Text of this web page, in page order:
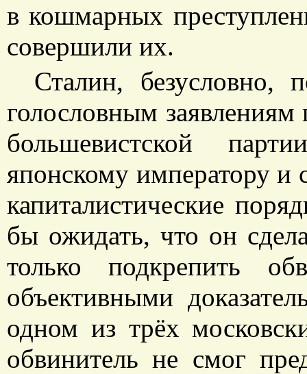
в кошмарных
совершили их.
Сталин, безусловно,
голословным заявлениям
большевистской
японскому императору и
капиталистические
бы ожидать, что он
только подкрепить
объективными
одном из трёх
обвинитель не смог